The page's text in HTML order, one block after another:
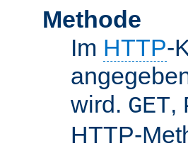
Methode
Im HTTP-
wird. GET,
HTTP-